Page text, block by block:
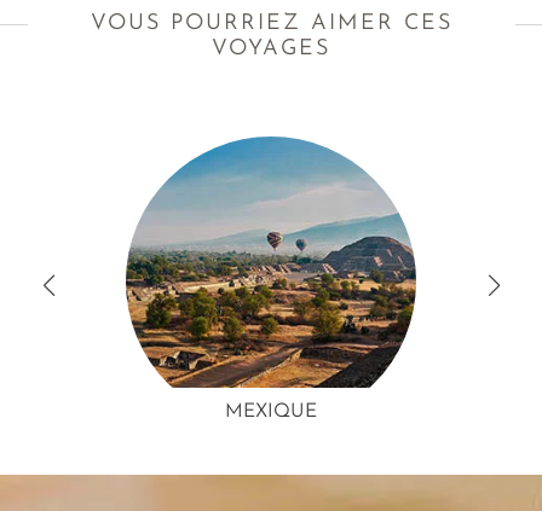
vous attendent.VOUS POURRIEZ AIMER CES
VOYAGES
MEXIQUE